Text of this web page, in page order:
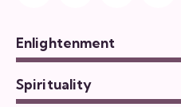
Enlightenment
Spirituality